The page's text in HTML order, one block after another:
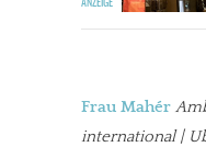
Frau Mahér
international |